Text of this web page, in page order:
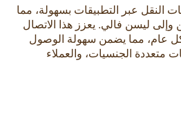
النقل عبر التطبيقات بسهولة، مما
وإلى ليسن فالي. يعزز هذا الاتصال
عام، مما يضمن سهولة الوصول
متعددة الجنسيات، والعملاء